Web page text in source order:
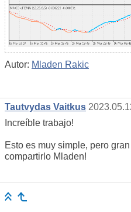
Autor: Mladen Rakic
Tautvydas Vaitkus
Increíble trabajo!
Esto es muy simple, pero
compartirlo Mladen!